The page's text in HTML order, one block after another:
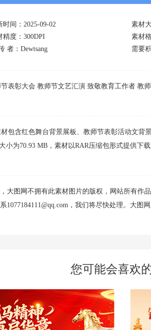
时间：2025-09-02
素材
精度：300DPI
素材
者：Dewtsang 需要
表彰大会 教师节文艺汇演 致敬教育工作者 教
包含红色舞台背景展板、教师节表彰活动文背
小为70.93 MB，素材以RAR压缩包形式提供下
大图网不拥有此素材图片的版权，网站所有作
，我们将尽快处理。大图
您可能会喜欢